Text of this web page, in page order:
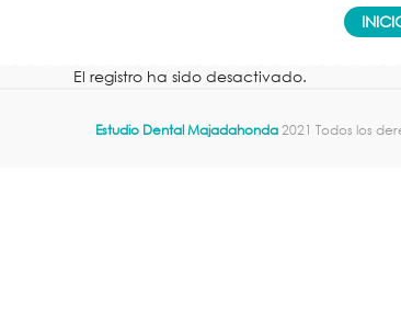
El registro ha sido desactivado.
Estudio Dental Majadahonda2021 Todos los